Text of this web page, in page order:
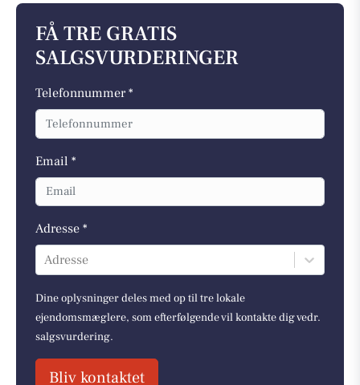
FÅ TRE GRATIS
SALGSVURDERINGER
Telefonnummer *
Email *
Adresse *
Adresse
Dine oplysninger deles med op til tre lokale
ejendomsmæglere, som efterfølgende vil kontakte dig vedr.
salgsvurdering.
Bliv kontaktet